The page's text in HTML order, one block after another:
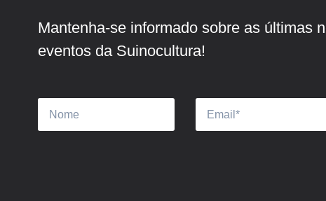
Mantenha-se informado sobre as últimas
eventos da Suinocultura!